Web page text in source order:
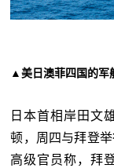
▲美日澳菲四国的军
日本首相岸田文
顿，周四与拜登
高级官员称，拜